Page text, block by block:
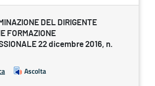
DEL DIRIGENTE
FORMAZIONE
22 dicembre 2016, n.
Ascolta